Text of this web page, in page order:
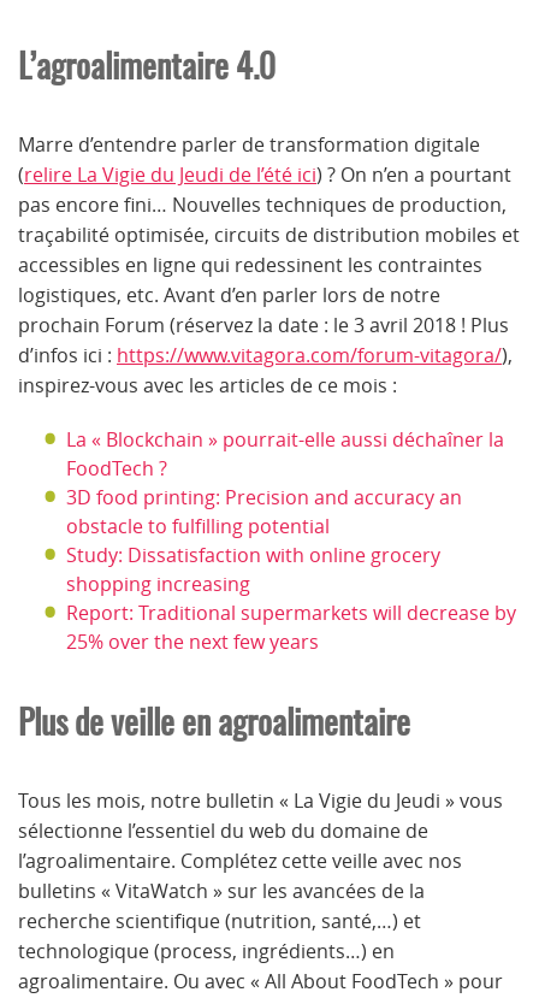
L’agroalimentaire 4.0
Marre d’entendre parler de transformation digitale
(relire La Vigie du Jeudi de l’été ici) ? On n’en a pourtant
pas encore fini… Nouvelles techniques de production,
traçabilité optimisée, circuits de distribution mobiles et
accessibles en ligne qui redessinent les contraintes
logistiques, etc. Avant d’en parler lors de notre
prochain Forum (réservez la date : le 3 avril 2018 ! Plus
d’infos ici : https://www.vitagora.com/forum-vitagora/),
inspirez-vous avec les articles de ce mois :
La « Blockchain » pourrait-elle aussi déchaîner la
FoodTech ?
3D food printing: Precision and accuracy an
obstacle to fulfilling potential
Study: Dissatisfaction with online grocery
shopping increasing
Report: Traditional supermarkets will decrease by
25% over the next few years
Plus de veille en agroalimentaire
Tous les mois, notre bulletin « La Vigie du Jeudi » vous
sélectionne l’essentiel du web du domaine de
l’agroalimentaire. Complétez cette veille avec nos
bulletins « VitaWatch » sur les avancées de la
recherche scientifique (nutrition, santé,…) et
technologique (process, ingrédients…) en
agroalimentaire. Ou avec « All About FoodTech » pour